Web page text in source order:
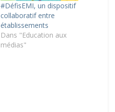
#DéfisEMI, un dispositif
collaboratif entre
établissements
Dans "Education aux
médias"